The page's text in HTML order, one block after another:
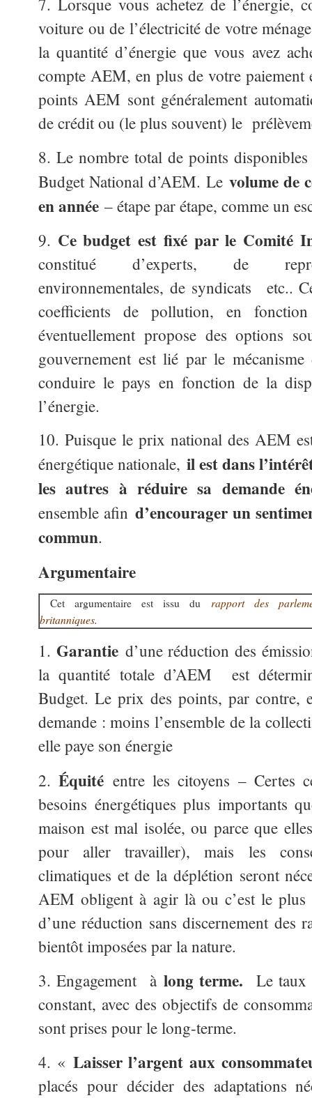
7. Lorsque vous achetez de l’énergie,
voiture ou de l’électricité de votre
la quantité d’énergie que vous avez
compte AEM, en plus de votre paiement
points AEM sont généralement
de crédit ou (le plus souvent) le
8. Le nombre total de points
Budget National d’AEM. Le volume de
en année – étape par étape, comme un
9. Ce budget est fixé par le Comité
constitué d’experts, de
environnementales, de syndicats etc..
coefficients de pollution, en
éventuellement propose des options
gouvernement est lié par le
conduire le pays en fonction de la
l’énergie.
10. Puisque le prix national des AEM
énergétique nationale, il est dans
les autres à réduire sa demande
ensemble afin d’encourager un
commun.
Argumentaire
Cet argumentaire est issu du rapport des
britanniques.
1. Garantied’une réduction des
la quantité totale d’AEM est
Budget. Le prix des points, par contre,
demande : moins l’ensemble de la
elle paye son énergie
2.Équité entre les citoyens – Certes
besoins énergétiques plus importants
maison est mal isolée, ou parce que
pour aller travailler), mais les
climatiques et de la déplétion seront
AEM obligent à agir là ou c’est le plus
d’une réduction sans discernement des
bientôt imposées par la nature.
3. Engagement à long terme. Le taux
constant, avec des objectifs de
sont prises pour le long-terme.
4. « Laisser l’argent aux
placés pour décider des adaptations